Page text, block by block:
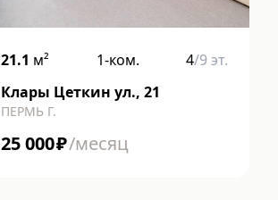
21.1 м² 1-ком. 4/9эт.
Клары Цеткин ул., 21
ПЕРМЬ Г.
25 000₽/месяц